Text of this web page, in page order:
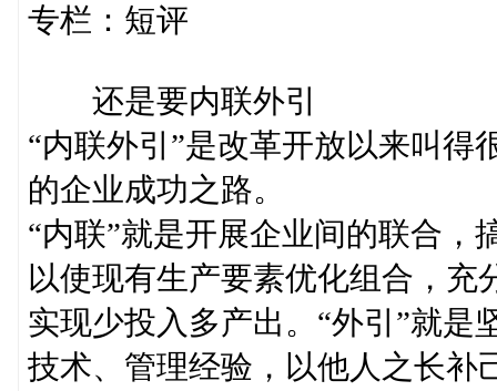
专栏：短评
还是要内联外引
“内联外引”是改革开放以来叫得
的企业成功之路。
“内联”就是开展企业间的联合，
以使现有生产要素优化组合，
实现少投入多产出。“外引”就是
技术、管理经验，以他人之长补